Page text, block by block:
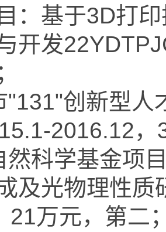
：基于3D打
开发
"131"创新型人
2016.12
然科学基金项
及光物理性
21万元，第二